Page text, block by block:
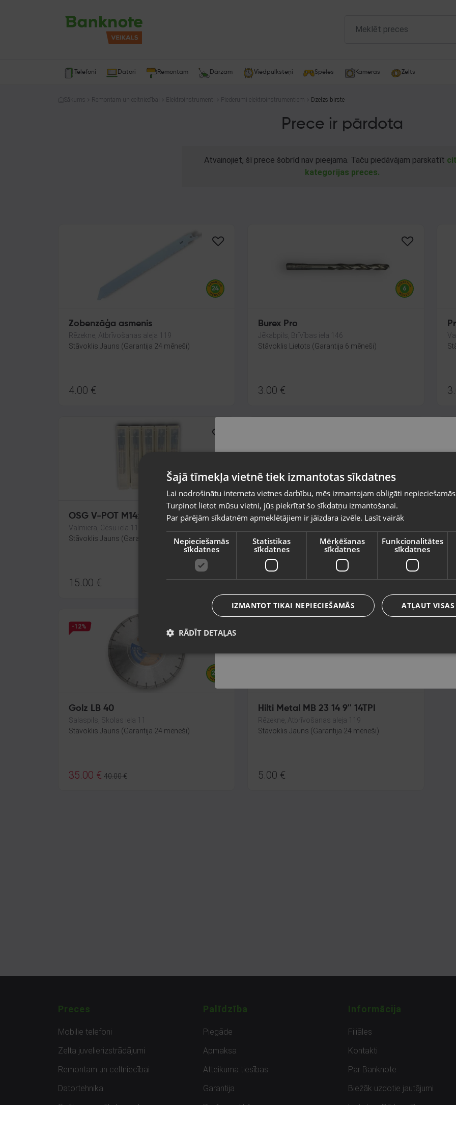
Telefoni Datori Remontam Dārzam Viedpulksteņi Spēles Kameras Zelts
Sākums Remontam un celtniecībai Elektroinstrumenti Piederumi elektroinstrumentiem Dzelzs birste
Prece ir pārdota
Atvainojiet, šī prece šobrīd nav pieejama. Taču piedāvājam parskatīt
kategorijas preces.
Zobenzāģa asmenis
Rēzekne, Atbrīvošanas aleja 119
Stāvoklis Jauns (Garantija 24 mēneši)
4.00 €
Burex Pro
Jēkabpils, Brīvības iela 146
Stāvoklis Lietots (Garantija 6 mēneši)
3.00 €
OSG V-POT M14x1.5 OH4 5P
Valmiera, Cēsu iela 11
Stāvoklis Jauns (Garantija 24 mēneši)
15.00 €
SPIT XT3 SDS+
Stāvoklis Jauns (Garantija 24 mēneši)
3.00€
-12%
Golz LB 40
Salaspils, Skolas iela 11
Stāvoklis Jauns (Garantija 24 mēneši)
35.00 € 40.00€
Hilti Metal MB 23 14 9'' 14TPI
Rēzekne, Atbrīvošanas aleja 119
Stāvoklis Jauns (Garantija 24 mēneši)
5.00 €
Preces
Mobilie telefoni
Zelta juvelierizstrādājumi
Remontam un celtniecībai
Datortehnika
Spēles un spēļu konsoles
Palīdzība
Piegāde
Apmaksa
Atteikuma tiesības
Garantija
Preču uzpirkšana
Informācija
Filiāles
Kontakti
Par Banknote
Biežāk uzdotie jautājumi
Lietots – Pārbaudīts
valsti
Vietnes saturs būs attēlots izvēlētajā valodā
Valsts
Valoda
Latviešu / Latvian
Šajā tīmekļa vietnē tiek izmantotas sīkdatnes
Lai nodrošinātu interneta vietnes darbību, mēs izmantojam obligāti
Turpinot lietot mūsu vietni, jūs piekrītat šo sīkdatņu izmantošanai.
Par pārējām sīkdatnēm apmeklētājiem ir jāizdara izvēle. Lasīt vairāk
Nepieciešamās
sīkdatnes
Statistikas
sīkdatnes
Mērķēšanas
sīkdatnes
Funkcionalitātes
sīkdatnes
ATĻAUT
IZMANTOT TIKAI NEPIECIEŠAMĀS
RĀDĪT DETAĻAS